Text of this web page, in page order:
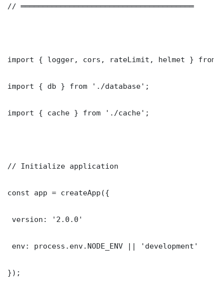
// ═══════════════════════════════════════
import { logger, cors, rateLimit, helmet } from
import { db } from './database';
import { cache } from './cache';
// Initialize application
const app = createApp({
version: '2.0.0'
env: process.env.NODE_ENV || 'development'
});